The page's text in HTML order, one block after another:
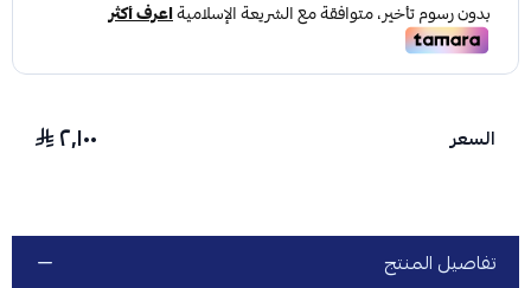
السعر ٢٬١٠٠
تفاصيل المنتج